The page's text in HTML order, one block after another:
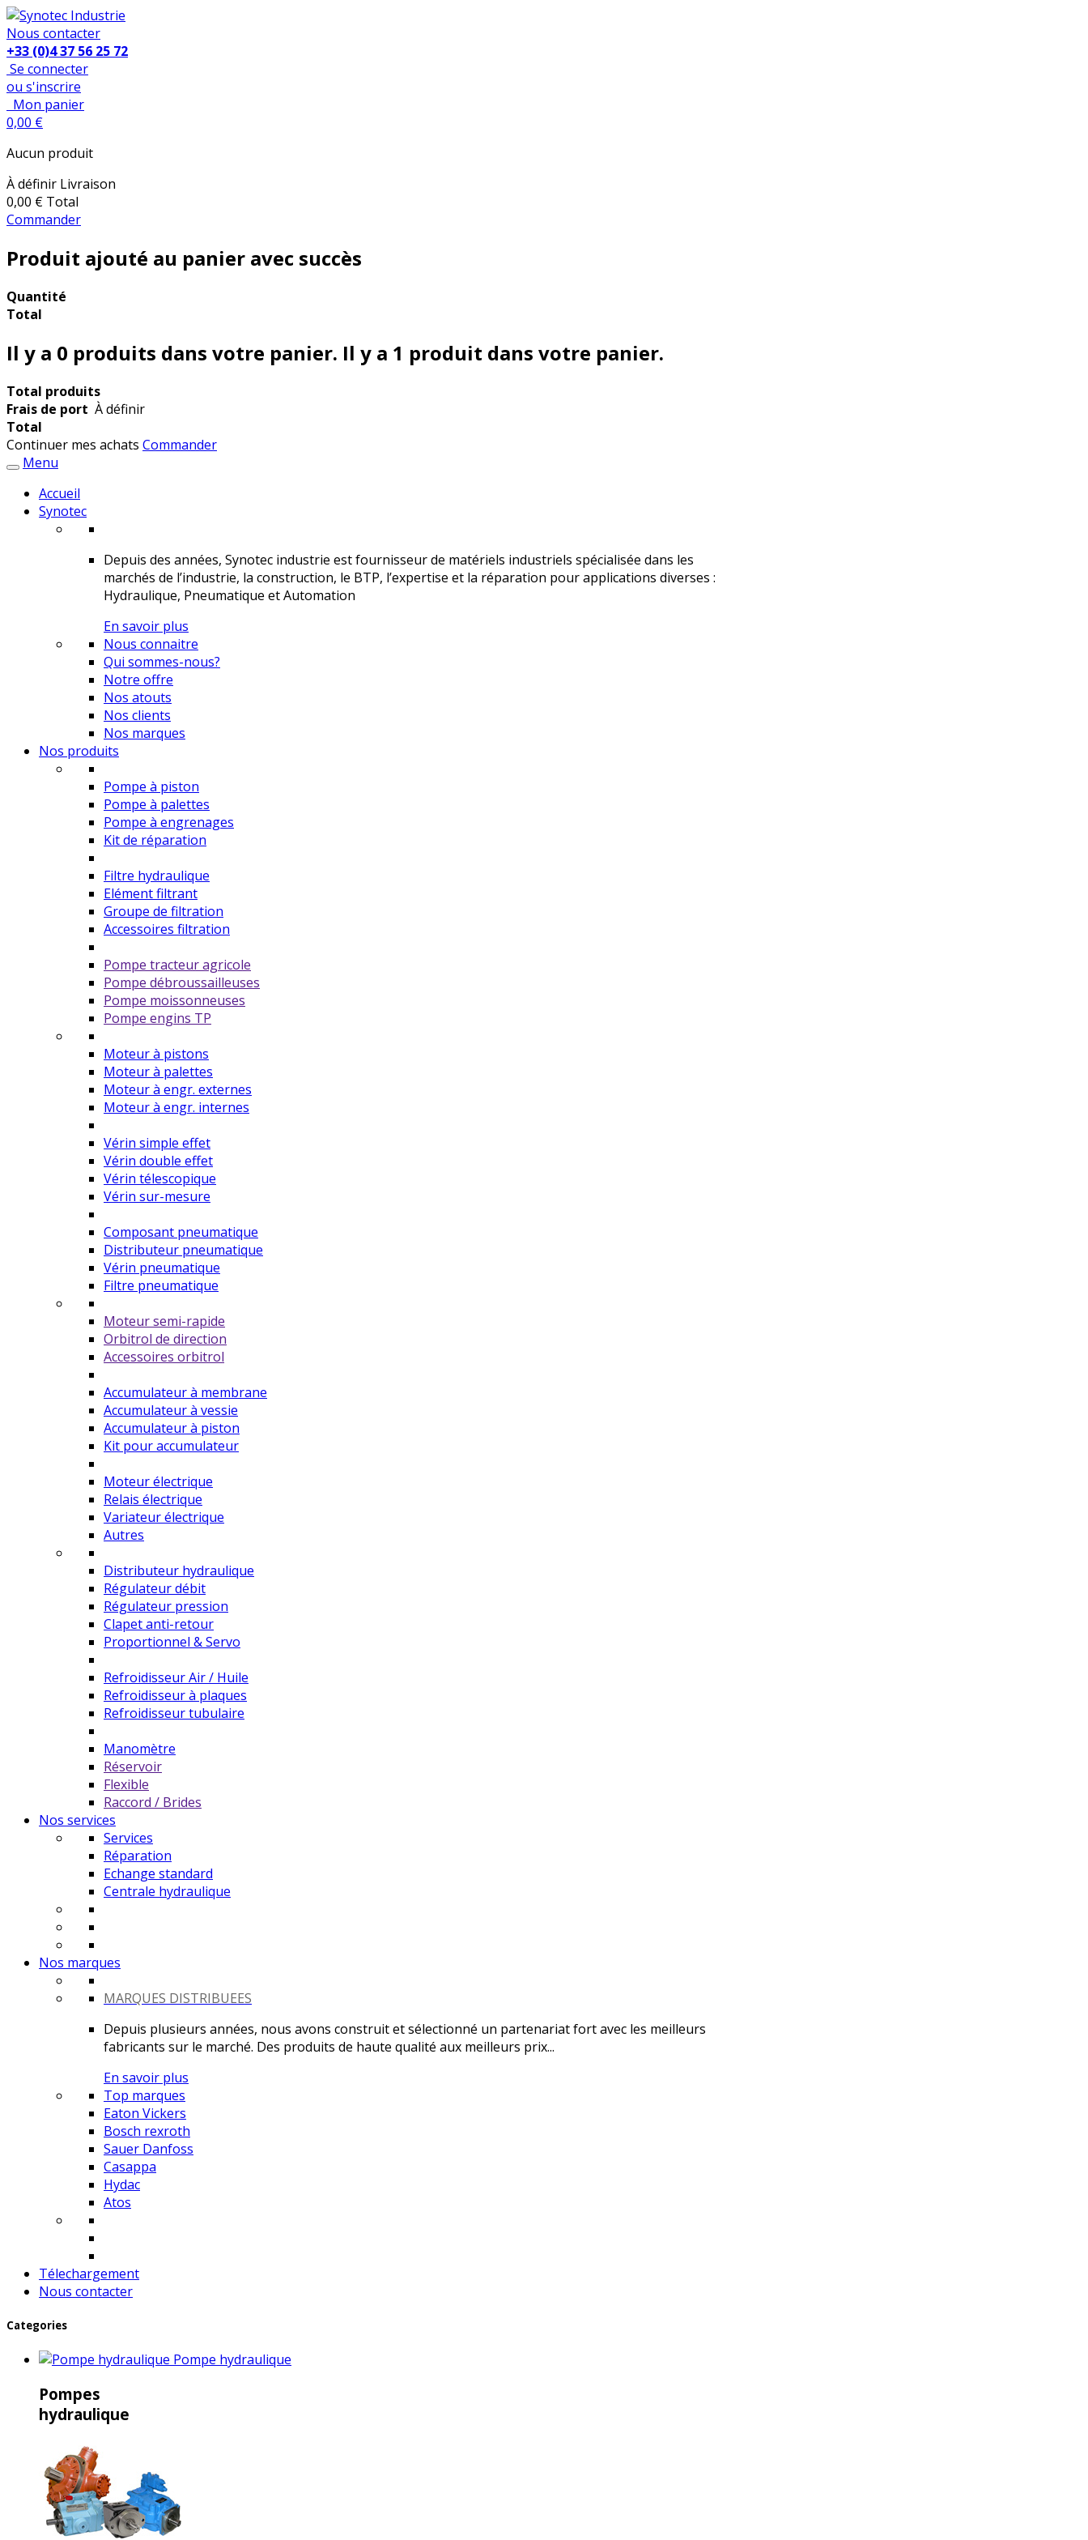
Nous contacter
+33 (0)4 37 56 25 72
Se connecter
ou s'inscrire
Mon panier
0,00 €
Aucun produit
À définir Livraison
0,00 € Total
Commander
Produit ajouté au panier avec succès
Quantité
Total
Il y a 0 produits dans votre panier. Il y a 1 produit dans votre panier.
Total produits
Frais de port À définir
Total
Continuer mes achats Commander
Menu
Accueil
Synotec
Depuis des années, Synotec industrie est fournisseur de matériels industriels spécialisée dans les
marchés de l’industrie, la construction, le BTP, l’expertise et la réparation pour applications diverses :
Hydraulique, Pneumatique et Automation
En savoir plus
Nous connaitre
Qui sommes-nous?
Notre offre
Nos atouts
Nos clients
Nos marques
Nos produits
Pompe à piston
Pompe à palettes
Pompe à engrenages
Kit de réparation
Filtre hydraulique
Elément filtrant
Groupe de filtration
Accessoires filtration
Pompe tracteur agricole
Pompe débroussailleuses
Pompe moissonneuses
Pompe engins TP
Moteur à pistons
Moteur à palettes
Moteur à engr. externes
Moteur à engr. internes
Vérin simple effet
Vérin double effet
Vérin télescopique
Vérin sur-mesure
Composant pneumatique
Distributeur pneumatique
Vérin pneumatique
Filtre pneumatique
Moteur semi-rapide
Orbitrol de direction
Accessoires orbitrol
Accumulateur à membrane
Accumulateur à vessie
Accumulateur à piston
Kit pour accumulateur
Moteur électrique
Relais électrique
Variateur électrique
Autres
Distributeur hydraulique
Régulateur débit
Régulateur pression
Clapet anti-retour
Proportionnel & Servo
Refroidisseur Air / Huile
Refroidisseur à plaques
Refroidisseur tubulaire
Manomètre
Réservoir
Flexible
Raccord / Brides
Nos services
Services
Réparation
Echange standard
Centrale hydraulique
Nos marques
MARQUES DISTRIBUEES
Depuis plusieurs années, nous avons construit et sélectionné un partenariat fort avec les meilleurs
fabricants sur le marché. Des produits de haute qualité aux meilleurs prix...
En savoir plus
Top marques
Eaton Vickers
Bosch rexroth
Sauer Danfoss
Casappa
Hydac
Atos
Télechargement
Nous contacter
Categories
Pompe hydraulique
Pompes
hydraulique